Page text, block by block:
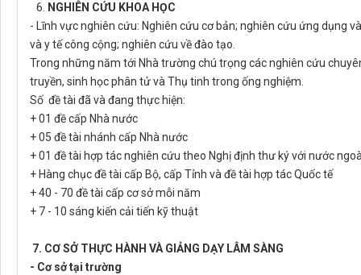
6.
NGHIÊN CỨU KHOA HỌC
- Lĩnh vực nghiên cứu: Nghiên cứu cơ bản; nghiên cứu ứng dụng
và y tế công cộng; nghiên cứu về đào tạo.
Trong những năm tới Nhà trường chú trọng các nghiên cứu
truyền, sinh học phân tử và Thụ tinh trong ống nghiệm.
Số đề tài đã và đang thực hiện:
+ 01 đề cấp Nhà nước
+ 05 đề tài nhánh cấp Nhà nước
+ 01 đề tài hợp tác nghiên cứu theo Nghị định thư ký với nước
+ Hàng chục đề tài cấp Bộ, cấp Tỉnh và đề tài hợp tác Quốc tế
+ 40 - 70 đề tài cấp cơ sở mỗi năm
+ 7 - 10 sáng kiến cải tiến kỹ thuật
7. CƠ SỞ THỰC HÀNH VÀ GIẢNG DẠY LÂM SÀNG
- Cơ sở tại trường